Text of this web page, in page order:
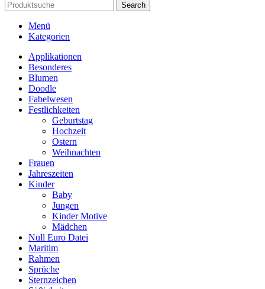
Search
Menü
Kategorien
Applikationen
Besonderes
Blumen
Doodle
Fabelwesen
Festlichkeiten
Geburtstag
Hochzeit
Ostern
Weihnachten
Frauen
Jahreszeiten
Kinder
Baby
Jungen
Kinder Motive
Mädchen
Null Euro Datei
Maritim
Rahmen
Sprüche
Sternzeichen